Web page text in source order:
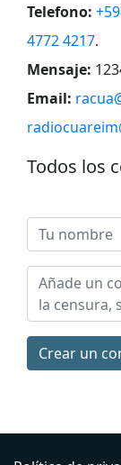
Telefono:
4772 4217.
Mensaje:
Email:
Todos los
Сrear un